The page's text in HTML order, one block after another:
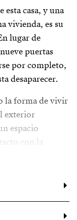
casa, y una
vivienda, es su
lugar de
puertas
por completo,
desaparecer.
la forma de vivir
exterior
espacio
con la
genera es
el verano y